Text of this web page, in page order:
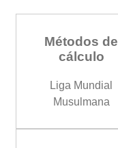
Métodos de
cálculo
Liga Mundial
Musulmana